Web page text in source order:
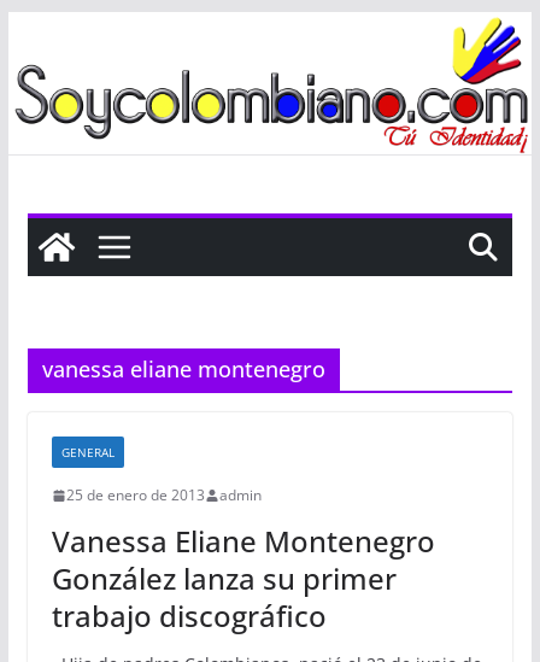
al
contenido
vanessa eliane montenegro
GENERAL
25 de enero de 2013 admin
Vanessa Eliane Montenegro
González lanza su primer
trabajo discográfico